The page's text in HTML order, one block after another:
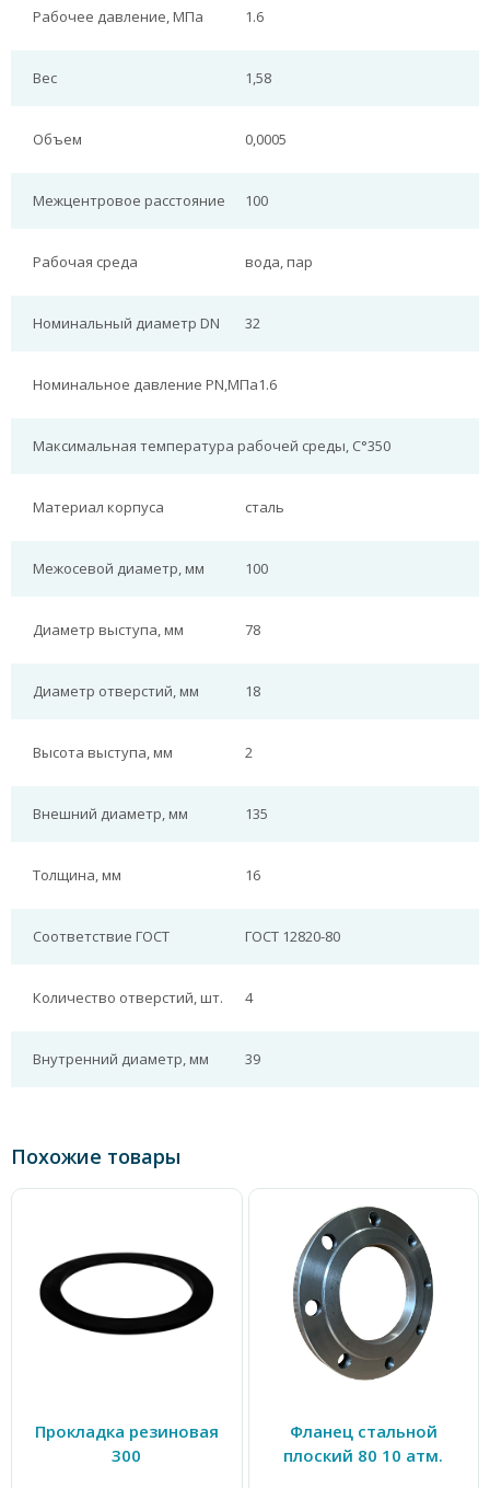
Рабочее давление, МПа 1.6
Вес 1,58
Объем 0,0005
Межцентровое расстояние 100
Рабочая среда вода, пар
Номинальный диаметр DN 32
Номинальное давление PN,МПа1.6
Максимальная температура рабочей среды, С°350
Материал корпуса сталь
Межосевой диаметр, мм 100
Диаметр выступа, мм 78
Диаметр отверстий, мм 18
Высота выступа, мм 2
Внешний диаметр, мм 135
Толщина, мм 16
Соответствие ГОСТ ГОСТ 12820-80
Количество отверстий, шт. 4
Внутренний диаметр, мм 39
Похожие товары
Прокладка резиновая
300
Фланец стальной
плоский 80 10 атм.